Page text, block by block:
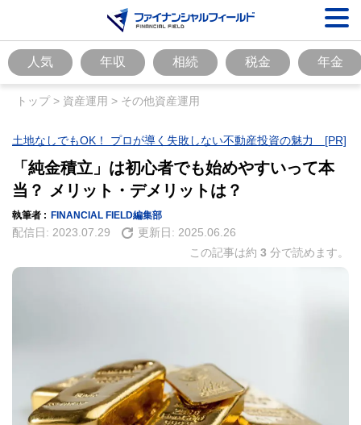
人気 年収 相続 税金 年金
トップ> 資産運用 > その他資産運用
土地なしでもOK！ プロが導く失敗しない不動産投資の魅力 [PR]
「純金積立」は初心者でも始めやすいって本
当？ メリット・デメリットは？
執筆者 : FINANCIAL FIELD編集部
配信日: 2023.07.29 更新日: 2025.06.26
この記事は約 3 分で読めます。